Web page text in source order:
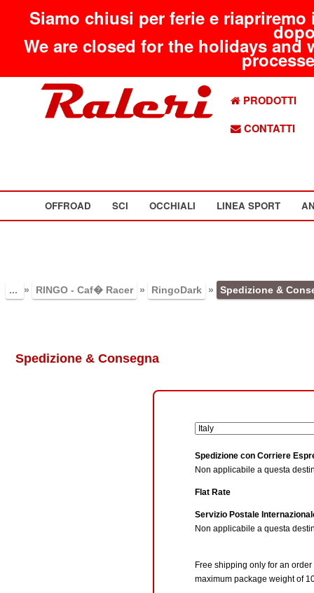
Siamo chiusi per ferie e
We are closed for the holidays
PRODOTTI
CONTATTI
OFFROAD SCI OCCHIALI LINEA SPORT
... » RINGO - Caf� Racer » RingoDark » Spedizione &
Spedizione & Consegna
Spedizione con Corriere
Non applicabile a questa
Flat Rate
Servizio Postale
Non applicabile a questa
Free shipping only for an
maximum package weight of